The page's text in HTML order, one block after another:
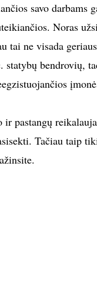
savo darbams
Noras
tai ne visada
statybų bendrovių,
ir pastangų
Tačiau taip